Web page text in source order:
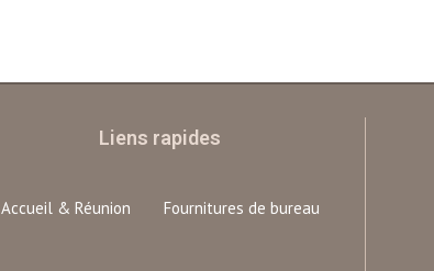
Liens rapides
Accueil & Réunion Fournitures de bureau